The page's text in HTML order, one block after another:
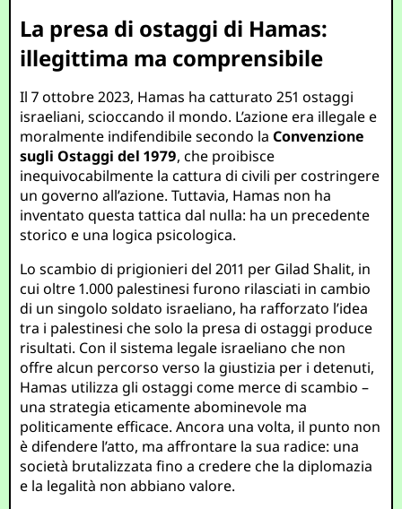
La presa di ostaggi di Hamas:
illegittima ma comprensibile
Il 7 ottobre 2023, Hamas ha catturato 251 ostaggi
israeliani, scioccando il mondo. L’azione era illegale e
moralmente indifendibile secondo laConvenzione
sugli Ostaggi del 1979, che proibisce
inequivocabilmente la cattura di civili per costringere
un governo all’azione. Tuttavia, Hamas non ha
inventato questa tattica dal nulla: ha un precedente
storico e una logica psicologica.
Lo scambio di prigionieri del 2011 per Gilad Shalit, in
cui oltre 1.000 palestinesi furono rilasciati in cambio
di un singolo soldato israeliano, ha rafforzato l’idea
tra i palestinesi che solo la presa di ostaggi produce
risultati. Con il sistema legale israeliano che non
offre alcun percorso verso la giustizia per i detenuti,
Hamas utilizza gli ostaggi come merce di scambio –
una strategia eticamente abominevole ma
politicamente efficace. Ancora una volta, il punto non
è difendere l’atto, ma affrontare la sua radice: una
società brutalizzata fino a credere che la diplomazia
e la legalità non abbiano valore.